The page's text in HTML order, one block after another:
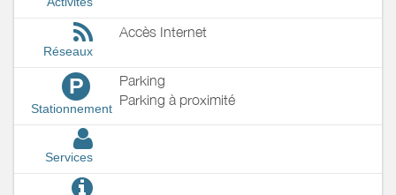
Réseaux
Accès Internet
P
Stationnement
Parking
Parking à proximité
Services